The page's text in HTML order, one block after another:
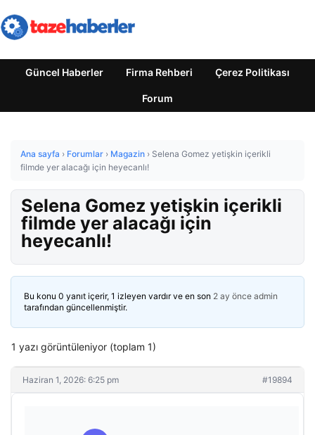
Güncel Haberler Firma Rehberi Çerez Politikası
Forum
Ana sayfa › Forumlar › Magazin › Selena Gomez yetişkin içerikli
filmde yer alacağı için heyecanlı!
Selena Gomez yetişkin içerikli
filmde yer alacağı için
heyecanlı!
Bu konu 0 yanıt içerir, 1 izleyen vardır ve en son 2 ay önce admin
tarafından güncellenmiştir.
1 yazı görüntüleniyor (toplam 1)
Haziran 1, 2026: 6:25 pm #19894